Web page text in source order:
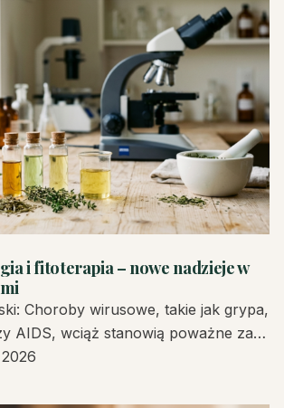
i fitoterapia – nowe nadzieje w
Choroby wirusowe, takie jak grypa,
AIDS, wciąż stanowią poważne za…